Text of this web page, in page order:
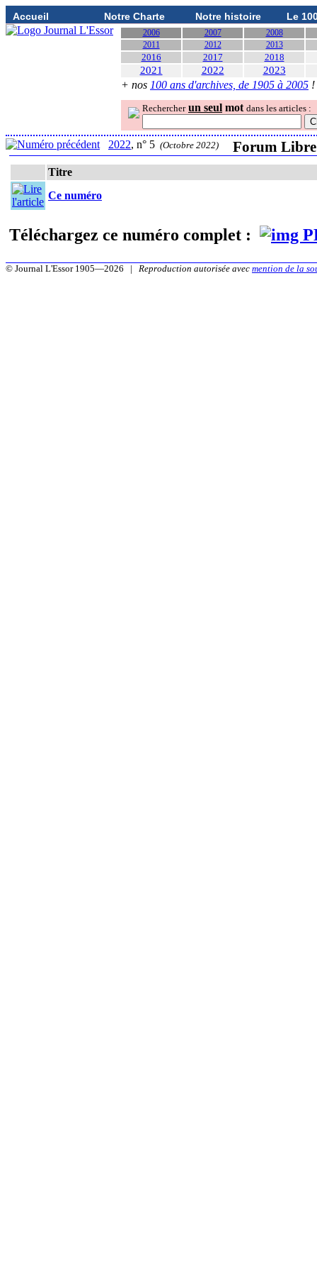
Accueil Notre Charte Notre histoire Le
2006 2007
2008
2011
2012 2013
2016 2017 2018
2021 2022 2023
+ nos 100 ans d'archives, de 1905 à 2005 !
Rechercher un seul mot dans les articles :
2022, n° 5 (Octobre 2022) Forum Libre
Titre
Ce numéro
Téléchargez ce numéro complet :
© Journal L'Essor 1905—2026 | Reproduction autorisée avec mention de la